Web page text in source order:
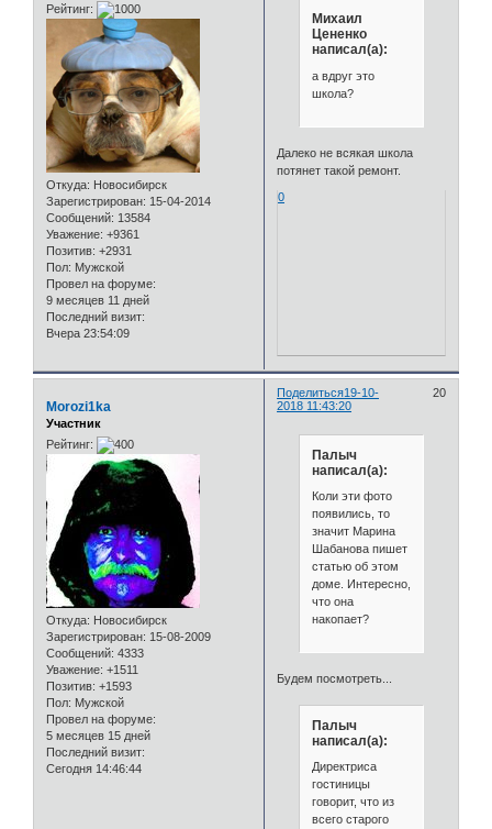
Рейтинг:
Откуда: Новосибирск
Зарегистрирован: 15-04-2014
Сообщений: 13584
Уважение: +9361
Позитив: +2931
Пол: Мужской
Провел на форуме:
9 месяцев 11 дней
Последний визит:
Вчера 23:54:09
Михаил
Цененко
написал(а):
а вдруг это
школа?
Далеко не всякая школа
потянет такой ремонт.
0
Поделиться 20
19-10-
2018 11:43:20
Morozi1ka
Участник
Рейтинг:
Откуда: Новосибирск
Зарегистрирован: 15-08-2009
Сообщений: 4333
Уважение: +1511
Позитив: +1593
Пол: Мужской
Провел на форуме:
5 месяцев 15 дней
Последний визит:
Сегодня 14:46:44
Палыч
написал(а):
Коли эти фото
появились, то
значит Марина
Шабанова пишет
статью об этом
доме. Интересно,
что она
накопает?
Будем посмотреть...
Палыч
написал(а):
Директриса
гостиницы
говорит, что из
всего старого